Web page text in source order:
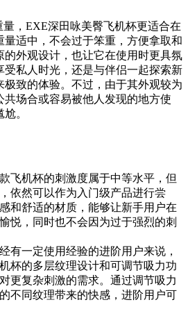
，EXE深田咏美臀飞机杯更适合在
量适中，不会过于笨重，方便拿取和
的外观设计，也让它在使用时更具氛
受私人时光，还是与伴侣一起探索新
极致的体验。不过，由于其外观较为
场合或容易被他人发现的地方使
。
款飞机杯的刺激度属于中等水平，但
依然可以作为入门级产品进行尝
和舒适的材质，能够让新手用户在
悦，同时也不会因为过于强烈的刺
有一定使用经验的进阶用户来说，
杯的多层纹理设计和可调节吸力功
更复杂刺激的需求。通过调节吸力
不同纹理带来的快感，进阶用户可